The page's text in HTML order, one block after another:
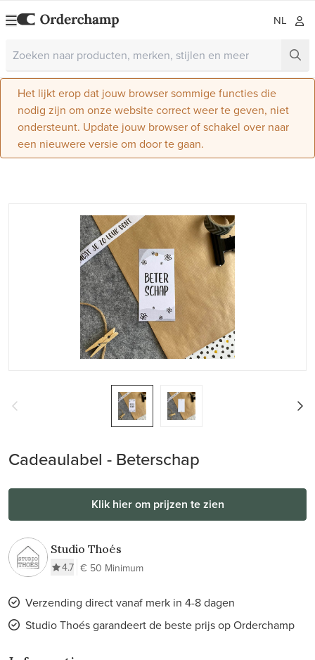
NL
Het lijkt erop dat jouw browser sommige functies die
nodig zijn om onze website correct weer te geven, niet
ondersteunt. Update jouw browser of schakel over naar
een nieuwere versie om door te gaan.
Cadeaulabel - Beterschap
Klik hier om prijzen te zien
Studio Thoés
4.7 € 50 Minimum
Verzending direct vanaf merk in 4-8 dagen
Studio Thoés garandeert de beste prijs op Orderchamp